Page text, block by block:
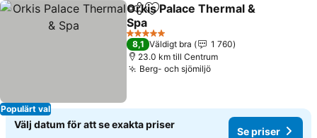
Populärt val
Dela Lägg till i Mina Favoriter
Orkis Palace Thermal &
Spa
5 Stjärnor
8,1 Väldigt bra
1 760
23.0 km till Centrum
Berg- och sjömiljö
Välj datum för att se exakta priser
Se priser